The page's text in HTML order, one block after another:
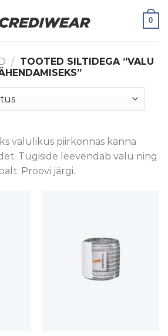
0
/ TOOTED SILTIDEGA “VALU
valulikus piirkonnas kanna
Tugiside leevendab valu ning
Proovi järgi.